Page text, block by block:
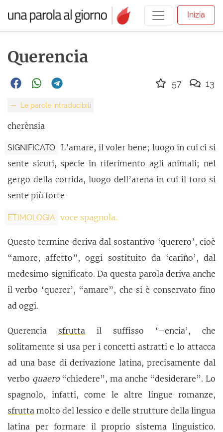
Inizia
Querencia
Le parole intraducibili
cherènsia
SIGNIFICATO
L’amare, il voler bene; luogo in cui ci si
sente sicuri, specie in riferimento agli animali; nel
gergo della corrida, luogo dell’arena in cui il toro si
sente più forte
ETIMOLOGIA voce spagnola.
Questo termine deriva dal sostantivo ‘querero’, cioè
“amore, affetto”, oggi sostituito da ‘cariño’, dal
medesimo significato. Da questa parola deriva anche
il verbo ‘querer’, “amare”, che si è conservato fino
ad oggi.
Querencia sfrutta il suffisso ‘–encia’, che
solitamente si usa per i concetti astratti e lo attacca
ad una base di derivazione latina, precisamente dal
verbo quaero“chiedere”, ma anche “desiderare”. Lo
spagnolo, infatti, come le altre lingue romanze,
sfrutta molto del lessico e delle strutture della lingua
latina per formare il proprio sistema linguistico.
57 13